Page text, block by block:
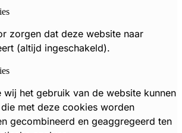
zorgen dat deze website naar
(altijd ingeschakeld).
wij het gebruik van de website kunnen
met deze cookies worden
gecombineerd en geaggregeerd ten